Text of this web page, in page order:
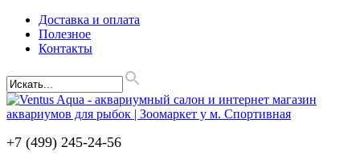
Доставка и оплата
Полезное
Контакты
+7 (499) 245-24-56